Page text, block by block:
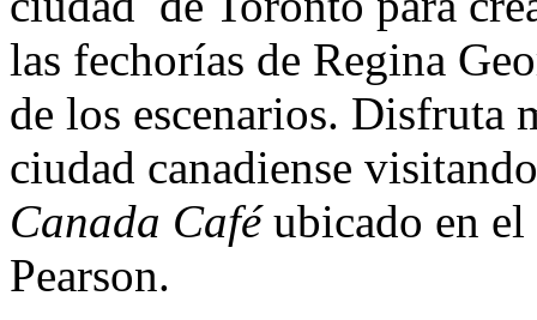
las fechorías de Regina
de los escenarios. Disfruta
ciudad canadiense
Canada Caféubicado en el
Pearson.